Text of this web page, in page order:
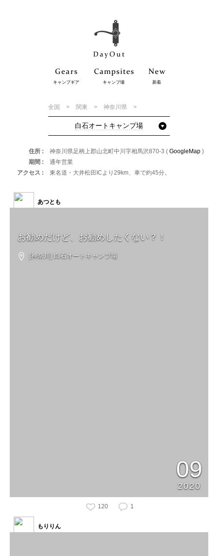
キャンプギア キャンプ場 新着
全国 関東 神奈川県
白石オートキャンプ場
住所 神奈川県足柄上郡山北町中川字相馬沢870-3 ( GoogleMap)
期間
通年営業
アクセス
東名道・大井松田ICより29km、車で約45分。
お勧めだけど、お勧めしたくない？！
[神奈川] 白石オートキャンプ場
09
2020
あつとも
120 1
もりりん